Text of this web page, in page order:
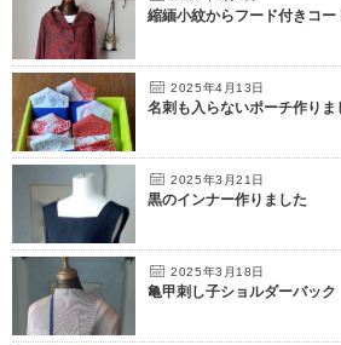
縮緬小紋からフード付きコ
2025年4月13日
名刺も入らないポーチ作りま
2025年3月21日
黒のインナー作りました
2025年3月18日
亀甲刺し子ショルダーバッ